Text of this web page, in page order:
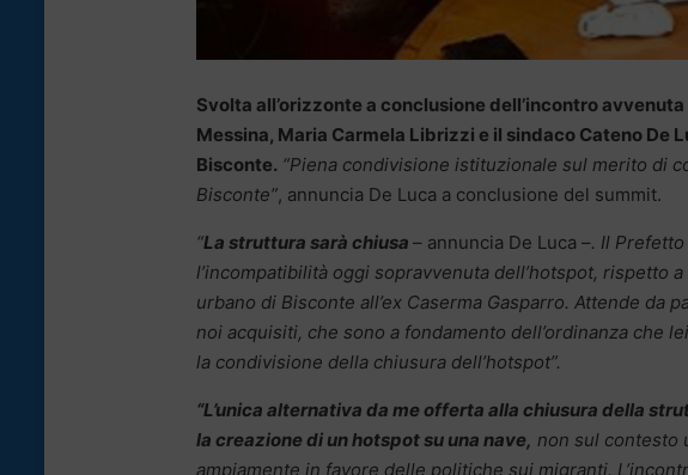
Svolta all’orizzonte a conclusione dell’incontro
Messina, Maria Carmela Librizzi e il sindaco Cateno De
Bisconte. “Piena condivisione istituzionale sul merito di
Bisconte”, annuncia De Luca a conclusione del summit.
“La struttura sarà chiusa – annuncia De Luca –. Il
l’incompatibilità oggi sopravvenuta dell’hotspot, rispetto
urbano di Bisconte all’ex Caserma Gasparro. Attende
noi acquisiti, che sono a fondamento dell’ordinanza che
la condivisione della chiusura dell’hotspot”.
“L’unica alternativa da me offerta alla chiusura della
la creazione di un hotspot su una nave, non sul contesto
ampiamente in favore delle politiche sui migranti.